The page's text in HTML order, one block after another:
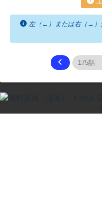
左（←）または右（→）